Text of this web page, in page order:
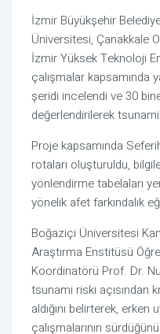
İzmir Büyükşehir
Üniversitesi, Çanakkale
İzmir Yüksek Teknoloji
çalışmalar kapsamında
şeridi incelendi ve 30
değerlendirilerek tsunami
Proje kapsamında
rotaları oluşturuldu,
yönlendirme tabelaları
yönelik afet farkındalık
Boğaziçi Üniversitesi
Araştırma Enstitüsü
Koordinatörü Prof. Dr.
tsunami riski açısından
aldığını belirterek, erken
çalışmalarının